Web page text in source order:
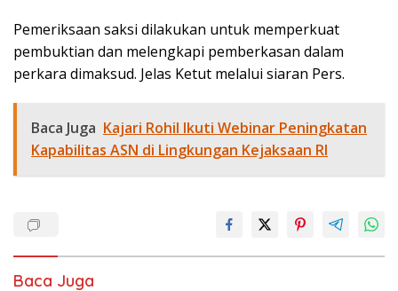
Pemeriksaan saksi dilakukan untuk memperkuat
pembuktian dan melengkapi pemberkasan dalam
perkara dimaksud. Jelas Ketut melalui siaran Pers.
Baca Juga Kajari Rohil Ikuti Webinar Peningkatan
Kapabilitas ASN di Lingkungan Kejaksaan RI
Baca Juga